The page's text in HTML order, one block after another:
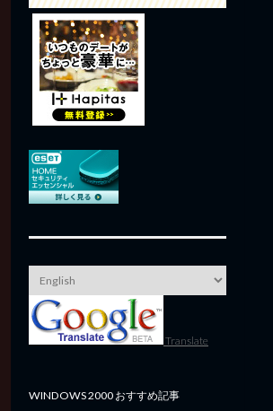
Translate
WINDOWS 2000 おすすめ記事